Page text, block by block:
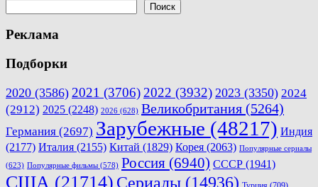
Поиск
Реклама
Подборки
2020 (3586) 2021 (3706) 2022 (3932) 2023 (3350) 2024
(2912) 2025 (2248) 2026 (628) Великобритания (5264)
Германия (2697) Зарубежные (48217) Индия
(2177) Италия (2155) Китай (1829) Корея (2063) Популярные сериалы
(623) Популярные фильмы (578) Россия (6940) СССР (1941)
США (21714) Сериалы (14936)